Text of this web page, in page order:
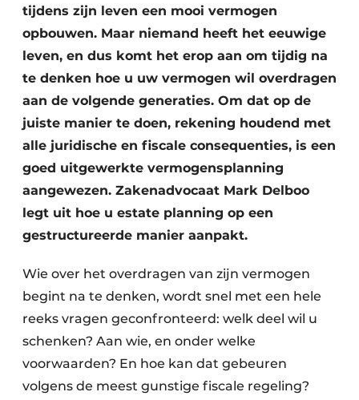
tijdens zijn leven een mooi vermogen
opbouwen. Maar niemand heeft het eeuwige
leven, en dus komt het erop aan om tijdig na
te denken hoe u uw vermogen wil overdragen
aan de volgende generaties. Om dat op de
juiste manier te doen, rekening houdend met
alle juridische en fiscale consequenties, is een
goed uitgewerkte vermogensplanning
aangewezen. Zakenadvocaat Mark Delboo
legt uit hoe u estate planning op een
gestructureerde manier aanpakt.
Wie over het overdragen van zijn vermogen
begint na te denken, wordt snel met een hele
reeks vragen geconfronteerd: welk deel wil u
schenken? Aan wie, en onder welke
voorwaarden? En hoe kan dat gebeuren
volgens de meest gunstige fiscale regeling?